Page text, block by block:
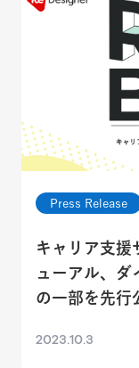
Press Release
キャリア支援
ューアル、
の一部を先行
2023.10.3